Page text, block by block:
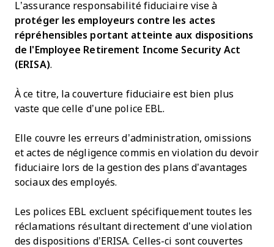
L’assurance responsabilité fiduciaire vise à
protéger les employeurs contre les actes
répréhensibles portant atteinte aux dispositions
de l'Employee Retirement Income Security Act
(ERISA).
À ce titre, la couverture fiduciaire est bien plus
vaste que celle d’une police EBL.
Elle couvre les erreurs d’administration, omissions
et actes de négligence commis en violation du devoir
fiduciaire lors de la gestion des plans d’avantages
sociaux des employés.
Les polices EBL excluent spécifiquement toutes les
réclamations résultant directement d’une violation
des dispositions d’ERISA. Celles-ci sont couvertes